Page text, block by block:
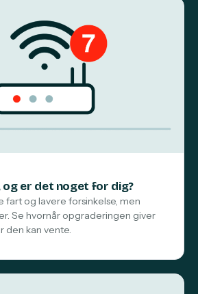
og er det noget for dig?
fart og lavere forsinkelse, men
Se hvornår opgraderingen giver
den kan vente.